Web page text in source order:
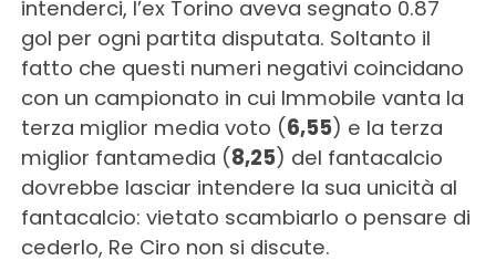
intenderci, l’ex Torino aveva segnato 0.87
gol per ogni partita disputata. Soltanto il
fatto che questi numeri negativi coincidano
con un campionato in cui Immobile vanta la
terza miglior media voto (6,55) e la terza
miglior fantamedia (8,25) del fantacalcio
dovrebbe lasciar intendere la sua unicità al
fantacalcio: vietato scambiarlo o pensare di
cederlo, Re Ciro non si discute.